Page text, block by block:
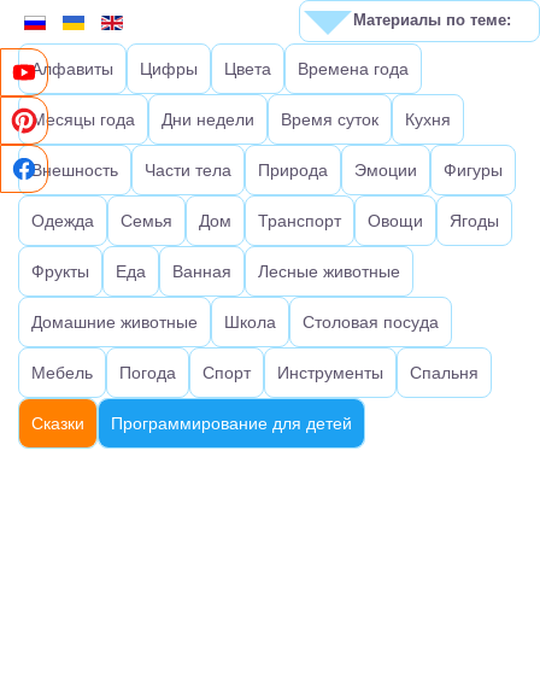
Алфавиты Цифры Цвета Времена года
Месяцы года Дни недели Время суток Кухня
Внешность Части тела Природа Эмоции Фигуры
Одежда Семья Дом Транспорт Овощи Ягоды
Фрукты Еда Ванная Лесные животные
Домашние животные Школа Столовая посуда
Мебель Погода Спорт Инструменты Спальня
Сказки Программирование для детей
Материалы по теме: